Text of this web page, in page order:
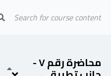
Arbitration
محاضرة رقم ٧ -